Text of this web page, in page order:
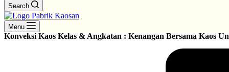
Search
Menu
Konveksi Kaos Kelas & Angkatan : Kenangan Bersama Kaos